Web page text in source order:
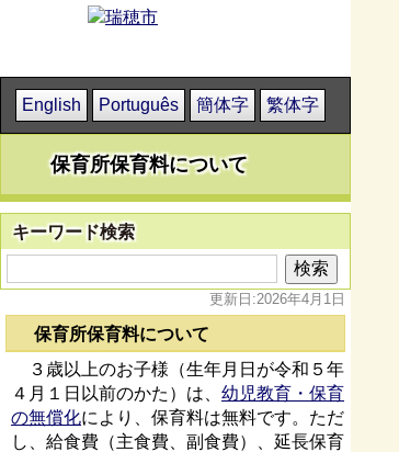
English Português 簡体字 繁体字
保育所保育料について
キーワード検索
更新日:2026年4月1日
保育所保育料について
３歳以上のお子様（生年月日が令和５年
４月１日以前のかた）は、 幼児教育・保育
の無償化により、保育料は無料です。ただ
し、給食費（主食費、副食費）、延長保育